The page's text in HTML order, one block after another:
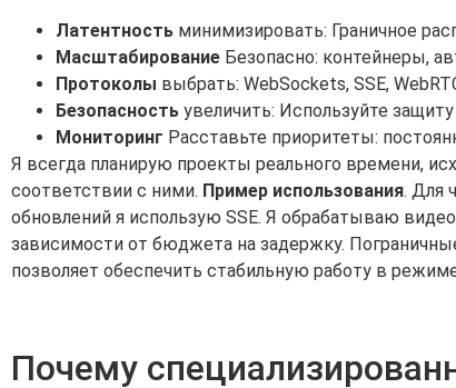
Латентность минимизировать: Граничное
Масштабирование Безопасно: контейнеры,
Протоколы выбрать: WebSockets, SSE,
Безопасность увеличить: Используйте
Мониторинг Расставьте приоритеты:
Я всегда планирую проекты реального времени,
соответствии с ними. Пример использования. Для
обновлений я использую SSE. Я обрабатываю
зависимости от бюджета на задержку.
позволяет обеспечить стабильную работу в
Почему